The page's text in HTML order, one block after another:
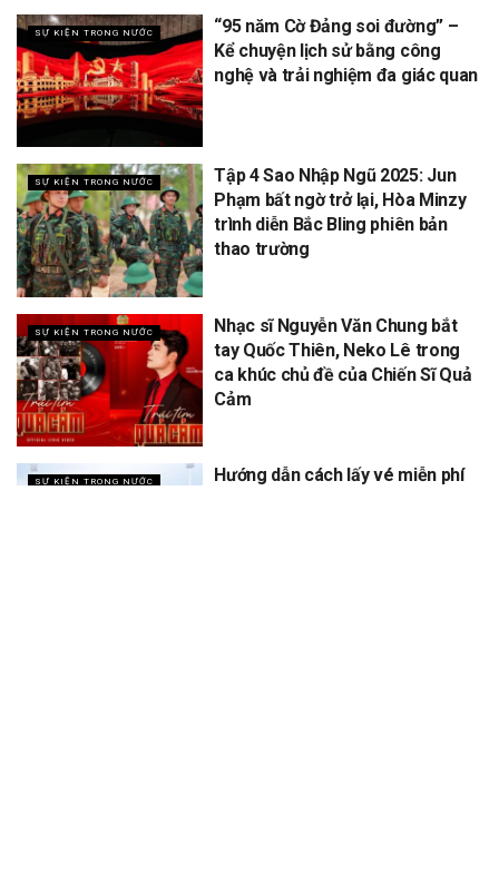
SỰ KIỆN TRONG NƯỚC
“95 năm Cờ Đảng soi đường” –
Kể chuyện lịch sử bằng công
nghệ và trải nghiệm đa giác quan
SỰ KIỆN TRONG NƯỚC
Tập 4 Sao Nhập Ngũ 2025: Jun
Phạm bất ngờ trở lại, Hòa Minzy
trình diễn Bắc Bling phiên bản
thao trường
SỰ KIỆN TRONG NƯỚC
Nhạc sĩ Nguyễn Văn Chung bắt
tay Quốc Thiên, Neko Lê trong
ca khúc chủ đề của Chiến Sĩ Quả
Cảm
SỰ KIỆN TRONG NƯỚC
Hướng dẫn cách lấy vé miễn phí